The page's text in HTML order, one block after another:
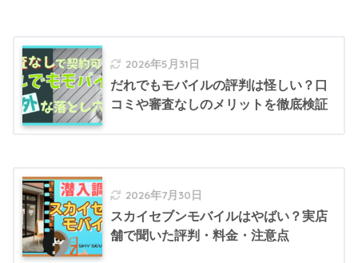
2026年5月31日
だれでもモバイルの評判は怪しい？口
コミや審査なしのメリットを徹底検証
2026年7月30日
スカイセブンモバイルはやばい？実店
舗で聞いた評判・料金・注意点